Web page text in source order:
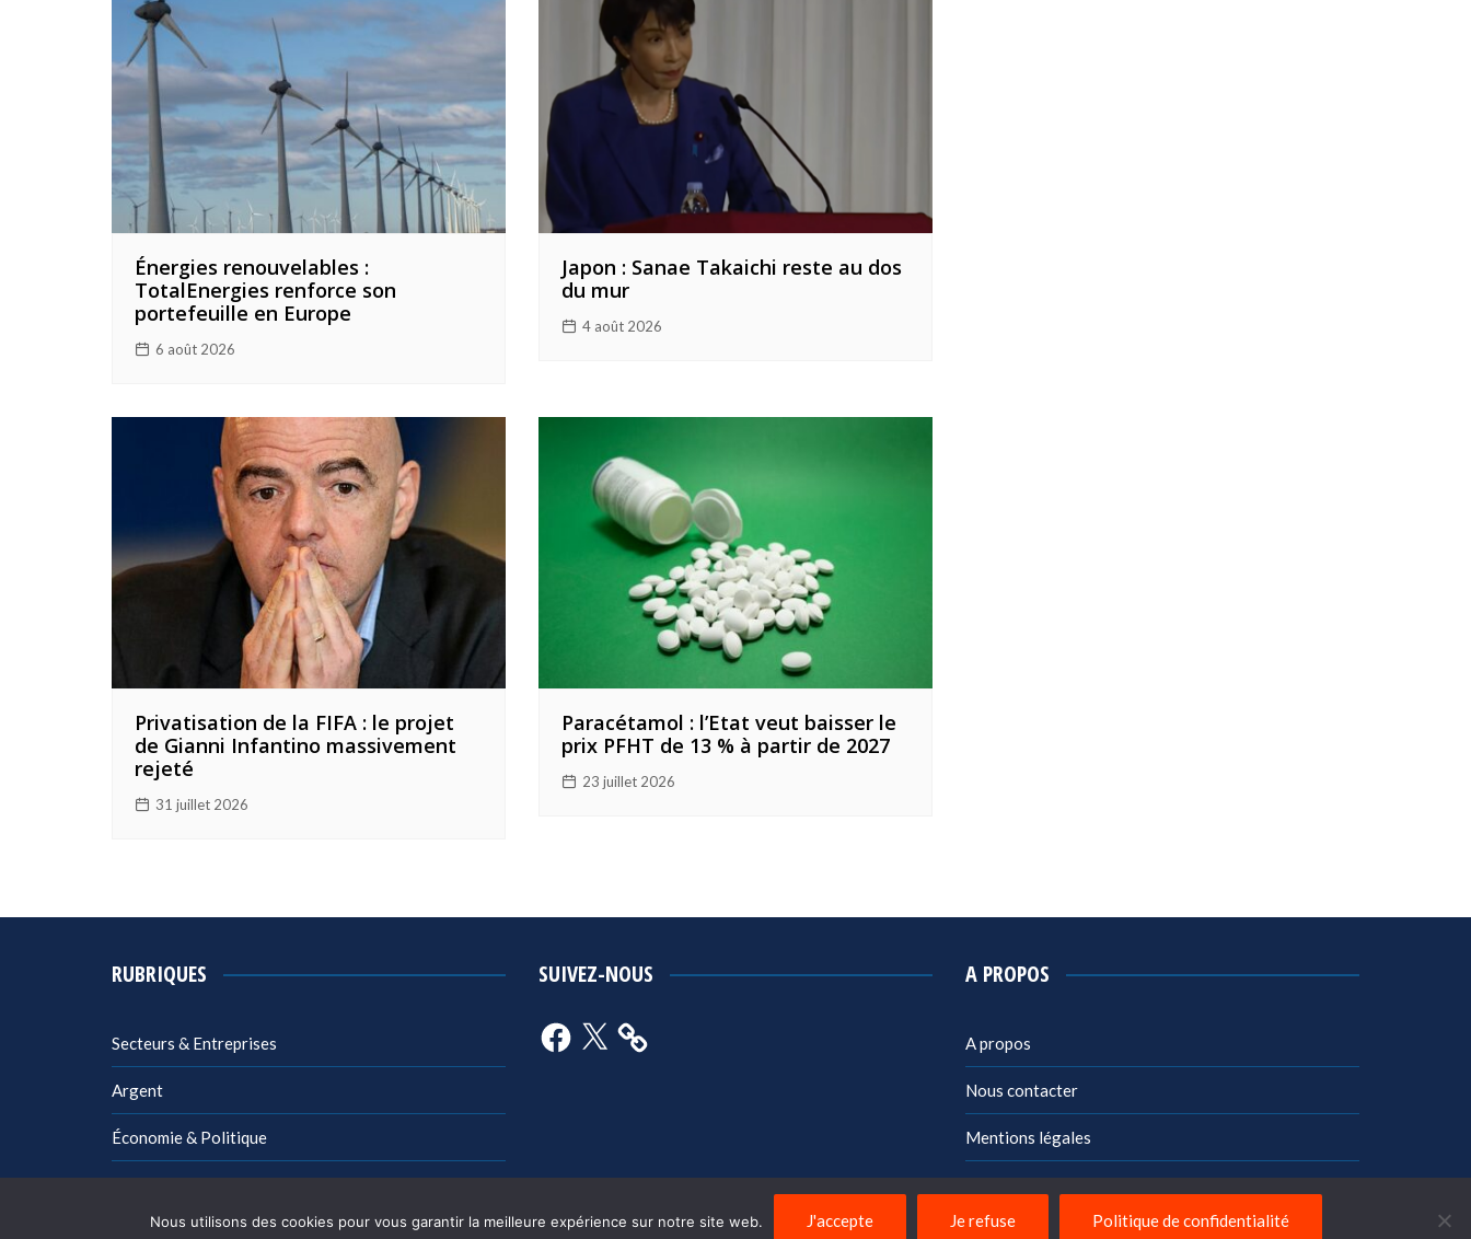
Énergies renouvelables :
TotalEnergies renforce son
portefeuille en Europe
6 août 2026
Japon : Sanae Takaichi reste au dos
du mur
4 août 2026
Privatisation de la FIFA : le projet
de Gianni Infantino massivement
rejeté
31 juillet 2026
Paracétamol : l’Etat veut baisser le
prix PFHT de 13 % à partir de 2027
23 juillet 2026
RUBRIQUES
Secteurs & Entreprises
Argent
Économie & Politique
Management
SUIVEZ-NOUS
Facebook
X
A PROPOS
A propos
Nous contacter
Mentions légales
Politique de confidentialité
Nous utilisons des cookies pour vous garantir la meilleure expérience sur notre site web. J'accepte Je refuse Politique de confidentialité